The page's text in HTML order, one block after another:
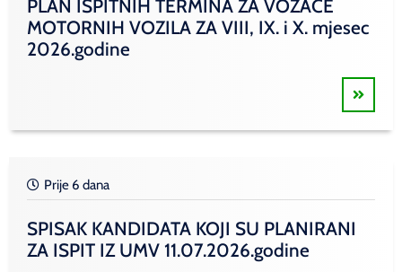
PLAN ISPITNIH TERMINA ZA VOZAČE
MOTORNIH VOZILA ZA VIII, IX. i X. mjesec
2026.godine
Prije 6 dana
SPISAK KANDIDATA KOJI SU PLANIRANI
ZA ISPIT IZ UMV 11.07.2026.godine